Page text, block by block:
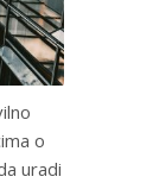
o
uradi